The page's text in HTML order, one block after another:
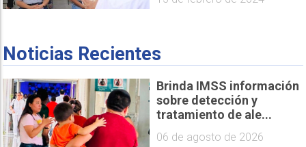
Noticias Recientes
Brinda IMSS información
sobre detección y
tratamiento de ale...
06 de agosto de 2026